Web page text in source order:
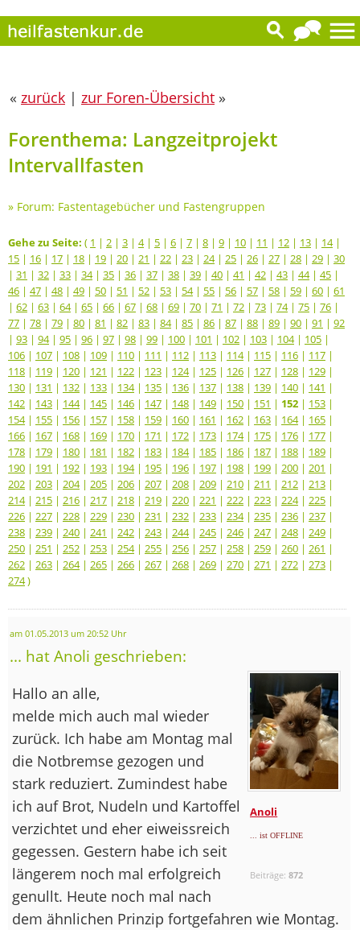
« zurück | zur Foren-Übersicht »
Forenthema: Langzeitprojekt
Intervallfasten
» Forum: Fastentagebücher und Fastengruppen
Gehe zu Seite: ( 1 | 2 | 3 | 4| 5 | 6 | 7 | 8 | 9 | 10 | 11 | 12 | 13 | 14|
15 | 16 | 17 | 18 | 19 | 20 | 21 | 22 | 23 | 24| 25 | 26 | 27 | 28 | 29 | 30
| 31 | 32 | 33 | 34| 35 | 36 | 37 | 38 | 39 | 40 | 41 | 42 | 43 | 44| 45 |
46 | 47 | 48 | 49 | 50 | 51 | 52 | 53 | 54| 55 | 56 | 57 | 58 | 59 | 60 | 61
| 62 | 63 | 64| 65 | 66 | 67 | 68 | 69 | 70 | 71 | 72 | 73 | 74| 75 | 76 |
77 | 78 | 79 | 80 | 81 | 82 | 83 | 84| 85 | 86 | 87 | 88 | 89 | 90 | 91 | 92
| 93 | 94| 95 | 96 | 97 | 98 | 99 | 100 | 101 | 102 | 103 | 104| 105 |
106 | 107 | 108 | 109 | 110 | 111 | 112 | 113 | 114| 115 | 116 | 117 |
118 | 119 | 120 | 121 | 122 | 123 | 124| 125 | 126 | 127 | 128 | 129 |
130 | 131 | 132 | 133 | 134| 135 | 136 | 137 | 138 | 139 | 140 | 141 |
142 | 143 | 144| 145 | 146 | 147 | 148 | 149 | 150 | 151 | 152 | 153 |
154| 155 | 156 | 157 | 158 | 159 | 160 | 161 | 162 | 163 | 164| 165 |
166 | 167 | 168 | 169 | 170 | 171 | 172 | 173 | 174| 175 | 176 | 177 |
178 | 179 | 180 | 181 | 182 | 183 | 184| 185 | 186 | 187 | 188 | 189 |
190 | 191 | 192 | 193 | 194| 195 | 196 | 197 | 198 | 199 | 200 | 201 |
202 | 203 | 204| 205 | 206 | 207 | 208 | 209 | 210 | 211 | 212 | 213 |
214| 215 | 216 | 217 | 218 | 219 | 220 | 221 | 222 | 223 | 224| 225 |
226 | 227 | 228 | 229 | 230 | 231 | 232 | 233 | 234| 235 | 236 | 237 |
238 | 239 | 240 | 241 | 242 | 243 | 244| 245 | 246 | 247 | 248 | 249 |
250 | 251 | 252 | 253 | 254| 255 | 256 | 257 | 258 | 259 | 260 | 261 |
262 | 263 | 264| 265 | 266 | 267 | 268 | 269 | 270 | 271 | 272 | 273 |
274)
am 01.05.2013 um 20:52 Uhr
... hat Anoli geschrieben:
Anoli
... ist OFFLINE
Beiträge:872
Hallo an alle,
melde mich auch mal wieder
zurück. Ich habe am Montag mal
die Notbremse gezogen und
stark reduziert. Zumindest habe
ich auf Brot, Nudeln und Kartoffel
verzichtet und eher eiweissreich
gegessen. Gestern habe ich seit
längerem noch mal erfolgreich
genullt. Heute noch mal nach
dem ähnlichen Prinzip fortgefahren wie Montag.